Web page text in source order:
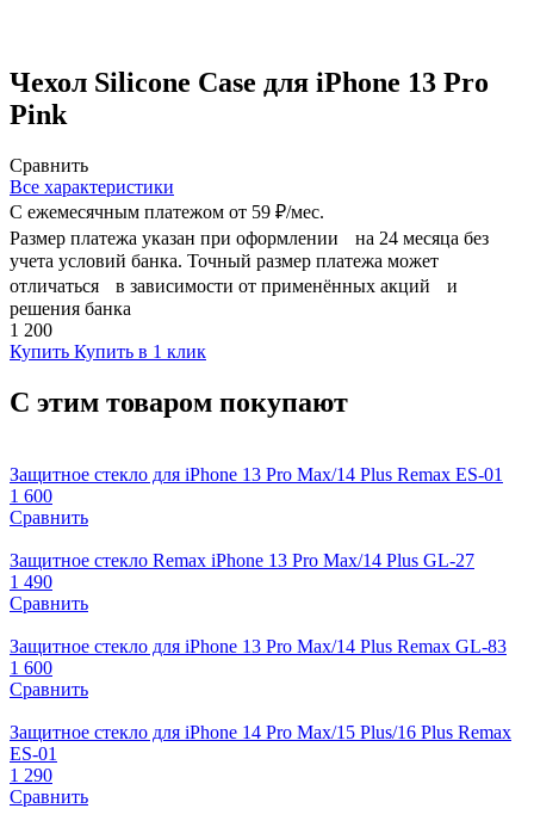
Чехол Silicone Case для iPhone 13 Pro
Pink
Сравнить
Все характеристики
С ежемесячным платежом от 59 ₽/мес.
Размер платежа указан при оформлении на 24 месяца без
учета условий банка. Точный размер платежа может
отличаться в зависимости от применённых акций и
решения банка
1 200
Купить Купить в 1 клик
С этим товаром покупают
Защитное стекло для iPhone 13 Pro Max/14 Plus Remax ES-01
1 600
Сравнить
Защитное стекло Remax iPhone 13 Pro Max/14 Plus GL-27
1 490
Сравнить
Защитное стекло для iPhone 13 Pro Max/14 Plus Remax GL-83
1 600
Сравнить
Защитное стекло для iPhone 14 Pro Max/15 Plus/16 Plus Remax
ES-01
1 290
Сравнить